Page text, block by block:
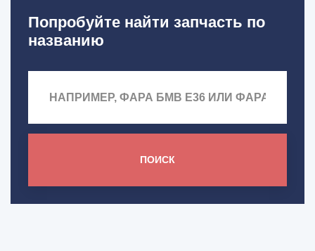
Попробуйте найти запчасть по
названию
ПОИСК